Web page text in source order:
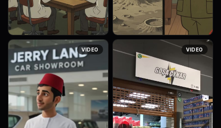
Soviet animated film style,
1960s Soyuzmultfilm
aesthetic, hand-drawn cell
animation, thick black
outlines, muted warm colors
(ochre, oli...
Soviet animated film style,
1960s Soyuzmultfilm
aesthetic, hand-drawn cell
animation, thick black
outlines, muted warm colors
(ochre, oli...
VIDEO VIDEO